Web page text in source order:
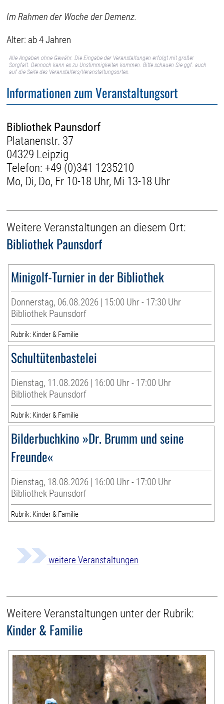
Im Rahmen der Woche der Demenz.
Alter: ab 4 Jahren
Alle Angaben ohne Gewähr. Die Eingabe der Veranstaltungen erfolgt mit großer
Sorgfalt. Dennoch kann es zu Unstimmigkeiten kommen. Bitte schauen Sie ggf. auch
auf die Seite des Veranstalters/Veranstaltungsortes.
Informationen zum Veranstaltungsort
Bibliothek Paunsdorf
Platanenstr. 37
04329 Leipzig
Telefon: +49 (0)341 1235210
Mo, Di, Do, Fr 10-18 Uhr, Mi 13-18 Uhr
Weitere Veranstaltungen an diesem Ort:
Bibliothek Paunsdorf
Minigolf-Turnier in der Bibliothek
Donnerstag, 06.08.2026 | 15:00 Uhr - 17:30 Uhr
Bibliothek Paunsdorf
Rubrik: Kinder & Familie
Schultütenbastelei
Dienstag, 11.08.2026 | 16:00 Uhr - 17:00 Uhr
Bibliothek Paunsdorf
Rubrik: Kinder & Familie
Bilderbuchkino »Dr. Brumm und seine
Freunde«
Dienstag, 18.08.2026 | 16:00 Uhr - 17:00 Uhr
Bibliothek Paunsdorf
Rubrik: Kinder & Familie
weitere Veranstaltungen
Weitere Veranstaltungen unter der Rubrik:
Kinder & Familie